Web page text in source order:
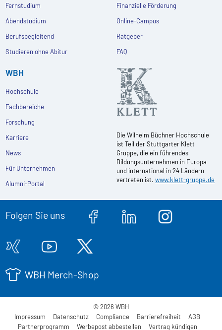
Fernstudium
Abendstudium
Berufsbegleitend
Studieren ohne Abitur
Finanzielle Förderung
Online-Campus
Ratgeber
FAQ
WBH
Hochschule
Fachbereiche
Forschung
Karriere
News
Für Unternehmen
Alumni-Portal
Die Wilhelm Büchner Hochschule
ist Teil der Stuttgarter Klett
Gruppe, die ein führendes
Bildungsunternehmen in Europa
und international in 24 Ländern
vertreten ist.www.klett-gruppe.de
Folgen Sie uns
WBH Merch-Shop
© 2026 WBH
Impressum
Datenschutz Compliance Barrierefreiheit
AGB
Partnerprogramm
Werbepost abbestellen Vertrag kündigen